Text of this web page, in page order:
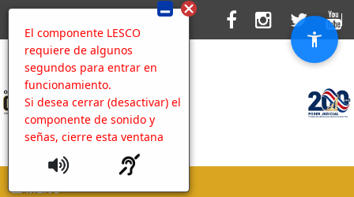
El componente LESCO
requiere de algunos
segundos para entrar en
funcionamiento.
Si desea cerrar (desactivar) el
componente de sonido y
señas, cierre esta ventana
MENU